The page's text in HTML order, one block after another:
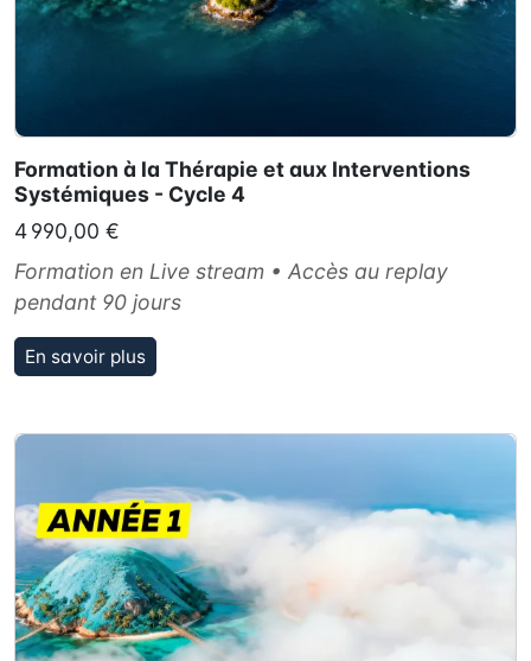
Formation à la Thérapie et aux Interventions
Systémiques - Cycle 4
4 990,00 €
Formation en Live stream • Accès au replay
pendant 90 jours
En savoir plus